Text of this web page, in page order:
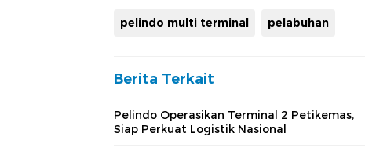
pelindo multi terminal pelabuhan
Berita Terkait
Pelindo Operasikan Terminal 2 Petikemas,
Siap Perkuat Logistik Nasional